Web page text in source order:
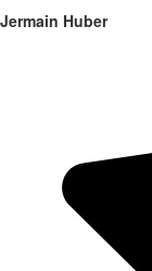
Jermain Huber